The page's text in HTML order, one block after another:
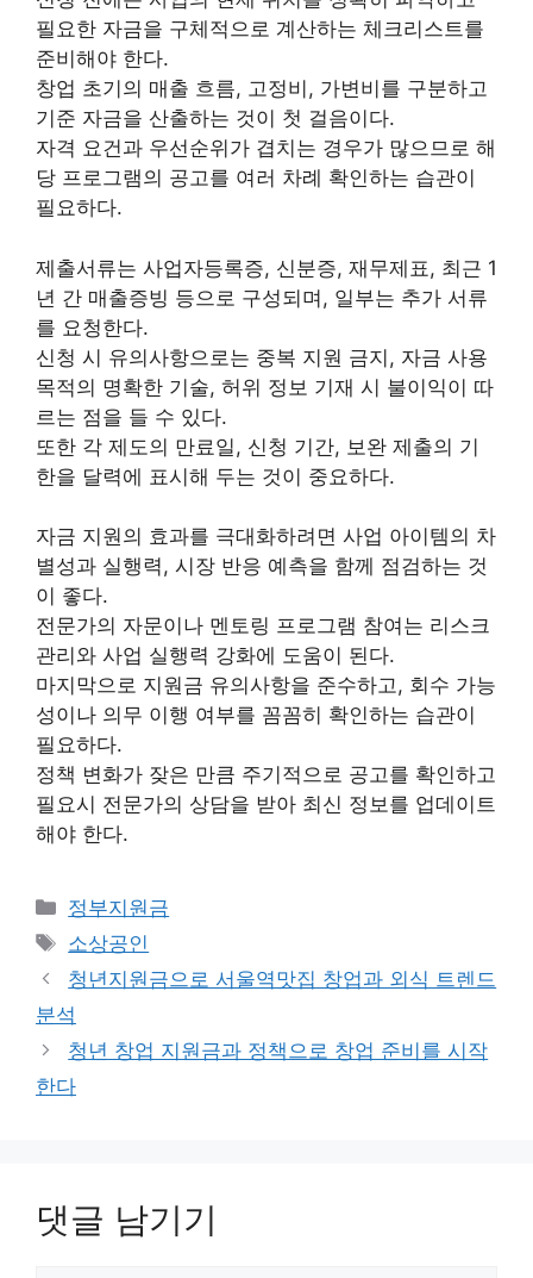
필요한 자금을 구체적으로 계산하는 체크리스트를
준비해야 한다.
창업 초기의 매출 흐름, 고정비, 가변비를 구분하고
기준 자금을 산출하는 것이 첫 걸음이다.
자격 요건과 우선순위가 겹치는 경우가 많으므로 해
당 프로그램의 공고를 여러 차례 확인하는 습관이
필요하다.
제출서류는 사업자등록증, 신분증, 재무제표, 최근 1
년 간 매출증빙 등으로 구성되며, 일부는 추가 서류
를 요청한다.
신청 시 유의사항으로는 중복 지원 금지, 자금 사용
목적의 명확한 기술, 허위 정보 기재 시 불이익이 따
르는 점을 들 수 있다.
또한 각 제도의 만료일, 신청 기간, 보완 제출의 기
한을 달력에 표시해 두는 것이 중요하다.
자금 지원의 효과를 극대화하려면 사업 아이템의 차
별성과 실행력, 시장 반응 예측을 함께 점검하는 것
이 좋다.
전문가의 자문이나 멘토링 프로그램 참여는 리스크
관리와 사업 실행력 강화에 도움이 된다.
마지막으로 지원금 유의사항을 준수하고, 회수 가능
성이나 의무 이행 여부를 꼼꼼히 확인하는 습관이
필요하다.
정책 변화가 잦은 만큼 주기적으로 공고를 확인하고
필요시 전문가의 상담을 받아 최신 정보를 업데이트
해야 한다.
카
테
리
정부지원금
태
그
소상공인
청년지원금으로 서울역맛집 창업과 외식 트렌드
분석
청년 창업 지원금과 정책으로 창업 준비를 시작
한다
댓글 남기기